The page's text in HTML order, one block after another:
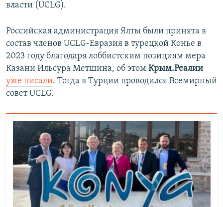
власти (UCLG).
Российская администрация Ялты были принята в
состав членов UCLG-Евразия в турецкой Конье в
2023 году благодаря лоббистским позициям мера
Казани Ильсура Метшина, об этом Крым.Реалии
уже писали. Тогда в Турции проводился Всемирный
совет UCLG.